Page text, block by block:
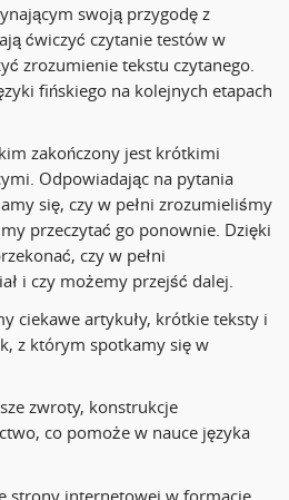
swoją przygodę z
ćwiczyć czytanie testów w
zrozumienie tekstu czytanego.
fińskiego na kolejnych etapach
zakończony jest krótkimi
Odpowiadając na pytania
się, czy w pełni zrozumieliśmy
przeczytać go ponownie. Dzięki
czy w pełni
i czy możemy przejść dalej.
ciekawe artykuły, krótkie teksty i
z którym spotkamy się w
zwroty, konstrukcje
co pomoże w nauce języka
strony internetowej w formacie